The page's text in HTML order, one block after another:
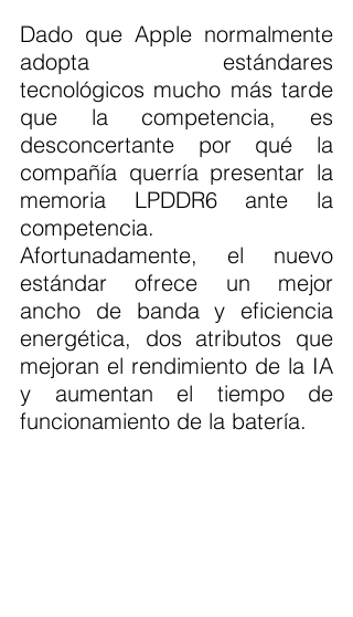
Dado que Apple normalmente
adopta estándares
tecnológicos mucho más tarde
que la competencia, es
desconcertante por qué la
compañía querría presentar la
memoria LPDDR6 ante la
competencia.
Afortunadamente, el nuevo
estándar ofrece un mejor
ancho de banda y eficiencia
energética, dos atributos que
mejoran el rendimiento de la IA
y aumentan el tiempo de
funcionamiento de la batería.